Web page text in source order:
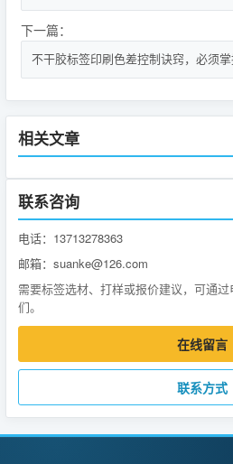
下一篇：
不干胶标签印刷色差控制诀窍，必须掌
相关文章
联系咨询
电话：13713278363
邮箱：suanke@126.com
需要标签选材、打样或报价建议，可通
们。
在线留言
联系方式